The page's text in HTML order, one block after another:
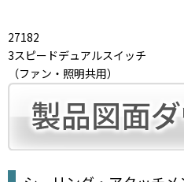
27182
3スピードデュアルスイッチ
（ファン・照明共用）